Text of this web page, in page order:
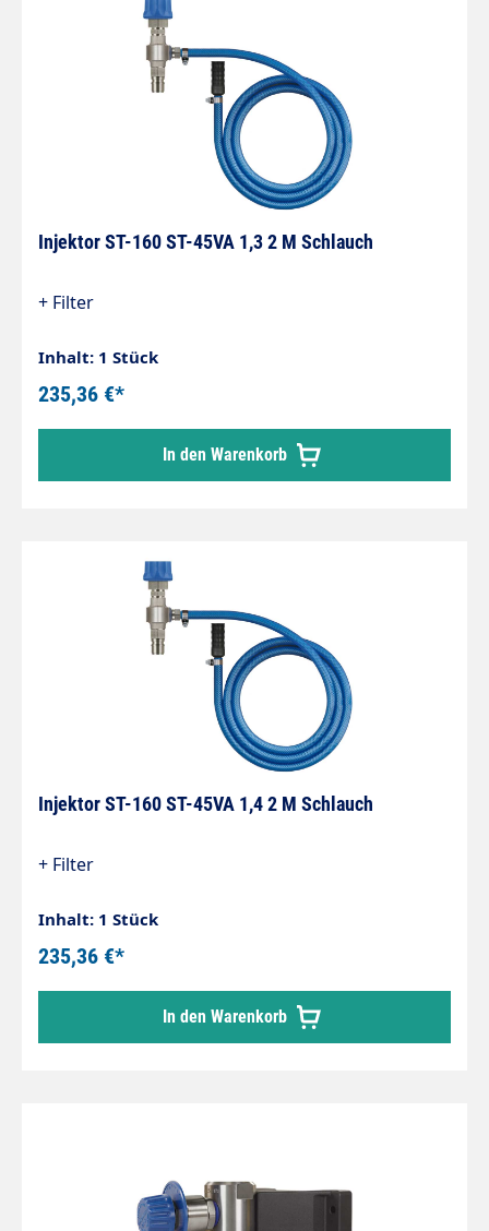
Injektor ST-160 ST-45VA 1,3 2 M Schlauch
+ Filter
Inhalt: 1 Stück
235,36 €*
In den Warenkorb
Injektor ST-160 ST-45VA 1,4 2 M Schlauch
+ Filter
Inhalt: 1 Stück
235,36 €*
In den Warenkorb